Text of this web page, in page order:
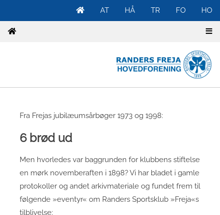
HO
FO
TR
HÅ
AT
Fra Frejas jubilæumsårbøger 1973 og 1998:
6 brød ud
Men hvorledes var baggrunden for klubbens stiftelse
en mørk novemberaften i 1898? Vi har bladet i gamle
protokoller og andet arkivmateriale og fundet frem til
følgende »eventyr« om Randers Sportsklub »Freja«s
tilblivelse: